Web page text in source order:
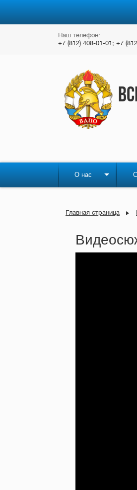
Наш телефон:
+7 (812) 408-01-01; +7
О нас
Главная страница